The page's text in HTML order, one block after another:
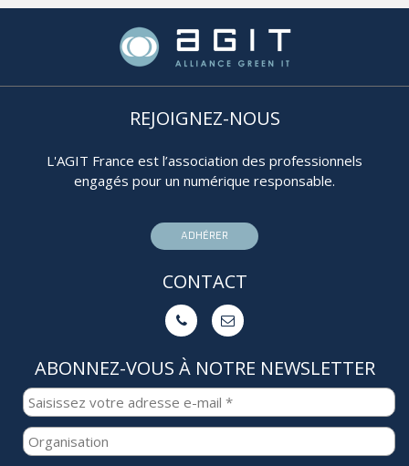
REJOIGNEZ-NOUS
L'AGIT France est l’association des professionnels
engagés pour un numérique responsable.
ADHÉRER
CONTACT
 
ABONNEZ-VOUS À NOTRE NEWSLETTER